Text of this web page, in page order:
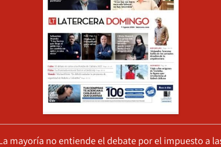
mayoría no entiende el debate por el impuesto a